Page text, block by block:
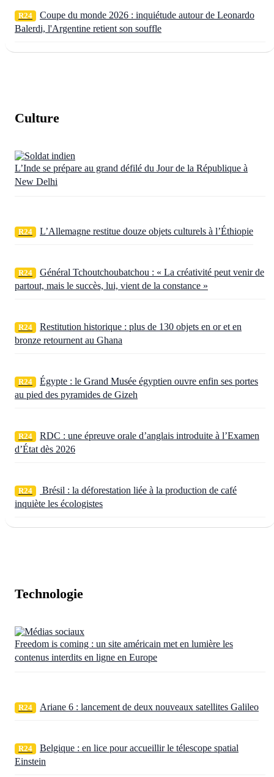
R24
Coupe du monde 2026 : inquiétude autour de Leonardo
Balerdi, l'Argentine retient son souffle
Culture
L’Inde se prépare au grand défilé du Jour de la République à
New Delhi
R24 L’Allemagne restitue douze objets culturels à l’Éthiopie
R24
Général Tchoutchoubatchou : « La créativité peut venir de
partout, mais le succès, lui, vient de la constance »
R24
Restitution historique : plus de 130 objets en or et en
bronze retournent au Ghana
R24
Égypte : le Grand Musée égyptien ouvre enfin ses portes
au pied des pyramides de Gizeh
R24
RDC : une épreuve orale d’anglais introduite à l’Examen
d’État dès 2026
R24
Brésil : la déforestation liée à la production de café
inquiète les écologistes
Technologie
Freedom is coming : un site américain met en lumière les
contenus interdits en ligne en Europe
R24 Ariane 6 : lancement de deux nouveaux satellites Galileo
R24
Belgique : en lice pour accueillir le télescope spatial
Einstein